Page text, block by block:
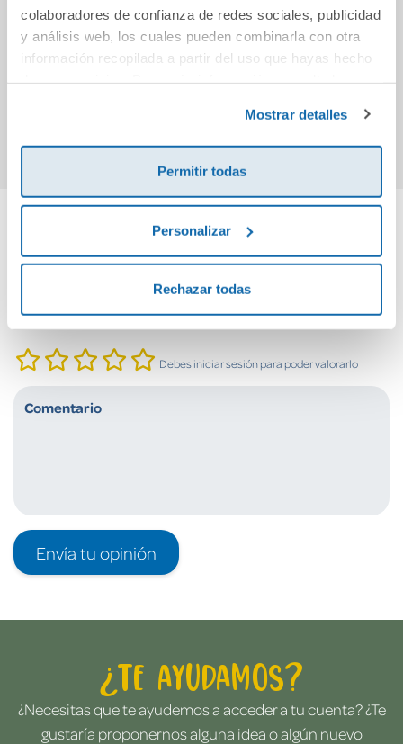
colaboradores de confianza de redes sociales, publicidad
y análisis web, los cuales pueden combinarla con otra
información recopilada a partir del uso que hayas hecho
Mostrar detalles
Permitir todas
Personalizar
Rechazar todas
La revolución de la
glucosa
9,95€
Belladonna
11,95€
Comprar
La
Cuéntanos tu opinión
¡Sé el primero en valorar este producto!
Debes iniciar sesión para poder valorarlo
Envía tu opinión
¿Te ayudamos?
¿Necesitas que te ayudemos a acceder a tu cuenta? ¿Te
gustaría proponernos alguna idea o algún nuevo